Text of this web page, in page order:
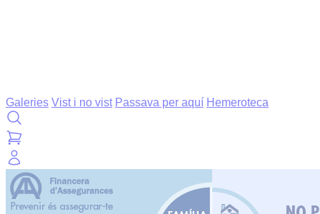
Galeries Vist i no vist Passava per aquí Hemeroteca